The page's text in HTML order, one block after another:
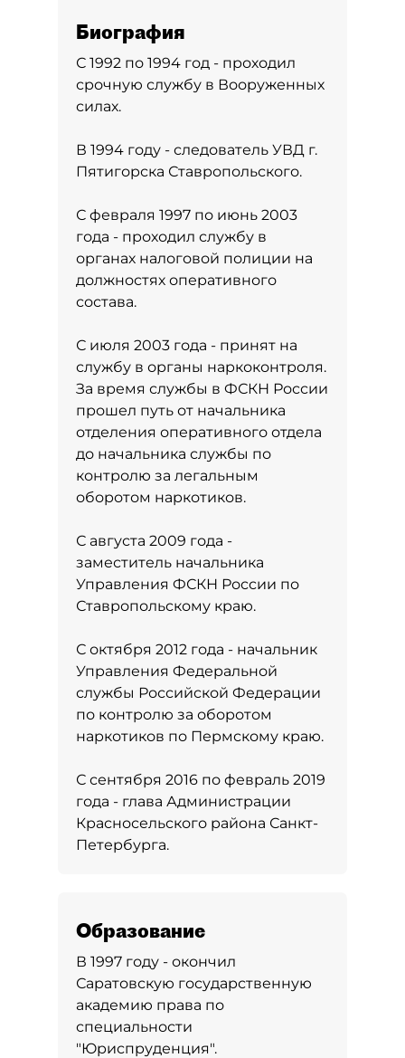
Биография
С 1992 по 1994 год - проходил
срочную службу в Вооруженных
силах.
В 1994 году - следователь УВД г.
Пятигорска Ставропольского.
С февраля 1997 по июнь 2003
года - проходил службу в
органах налоговой полиции на
должностях оперативного
состава.
С июля 2003 года - принят на
службу в органы наркоконтроля.
За время службы в ФСКН России
прошел путь от начальника
отделения оперативного отдела
до начальника службы по
контролю за легальным
оборотом наркотиков.
С августа 2009 года -
заместитель начальника
Управления ФСКН России по
Ставропольскому краю.
С октября 2012 года - начальник
Управления Федеральной
службы Российской Федерации
по контролю за оборотом
наркотиков по Пермскому краю.
С сентября 2016 по февраль 2019
года - глава Администрации
Красносельского района Санкт-
Петербурга.
Образование
В 1997 году - окончил
Саратовскую государственную
академию права по
специальности
"Юриспруденция".